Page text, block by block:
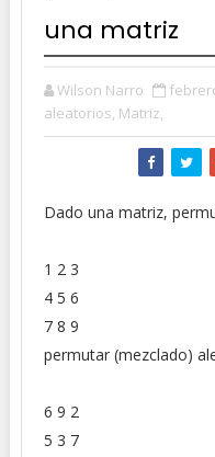
una matriz
Wilson Narro
aleatorios, Matriz,
Dado una matriz,
1 2 3
4 5 6
7 8 9
permutar (mezclado)
6 9 2
5 3 7